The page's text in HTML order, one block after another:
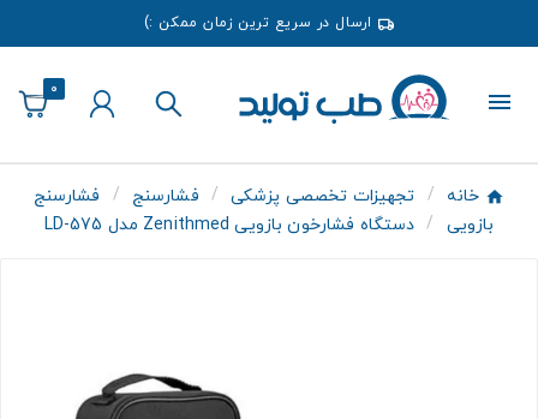
ارسال در سریع ترین زمان ممکن :)
0
خانه تجهیزات تخصصی پزشکی فشارسنج
فشارسنج
بازویی
دستگاه فشارخون بازویی Zenithmed مدل LD-575